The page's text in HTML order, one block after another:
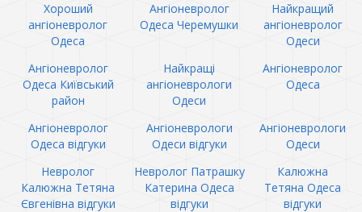
Хороший
ангіоневролог
Одеса
Ангіоневролог
Одеса Черемушки
Найкращий
ангіоневролог
Одеси
Ангіоневролог
Одеса Київський
район
Найкращі
ангіоневрологи
Одеси
Ангіоневролог
Одеса
Ангіоневролог
Одеса відгуки
Ангіоневрологи
Одеси відгуки
Ангіоневрологи
Одеси
Невролог
Калюжна Тетяна
Євгенівна відгуки
Невролог Патрашку
Катерина Одеса
відгуки
Калюжна
Тетяна Одеса
відгуки